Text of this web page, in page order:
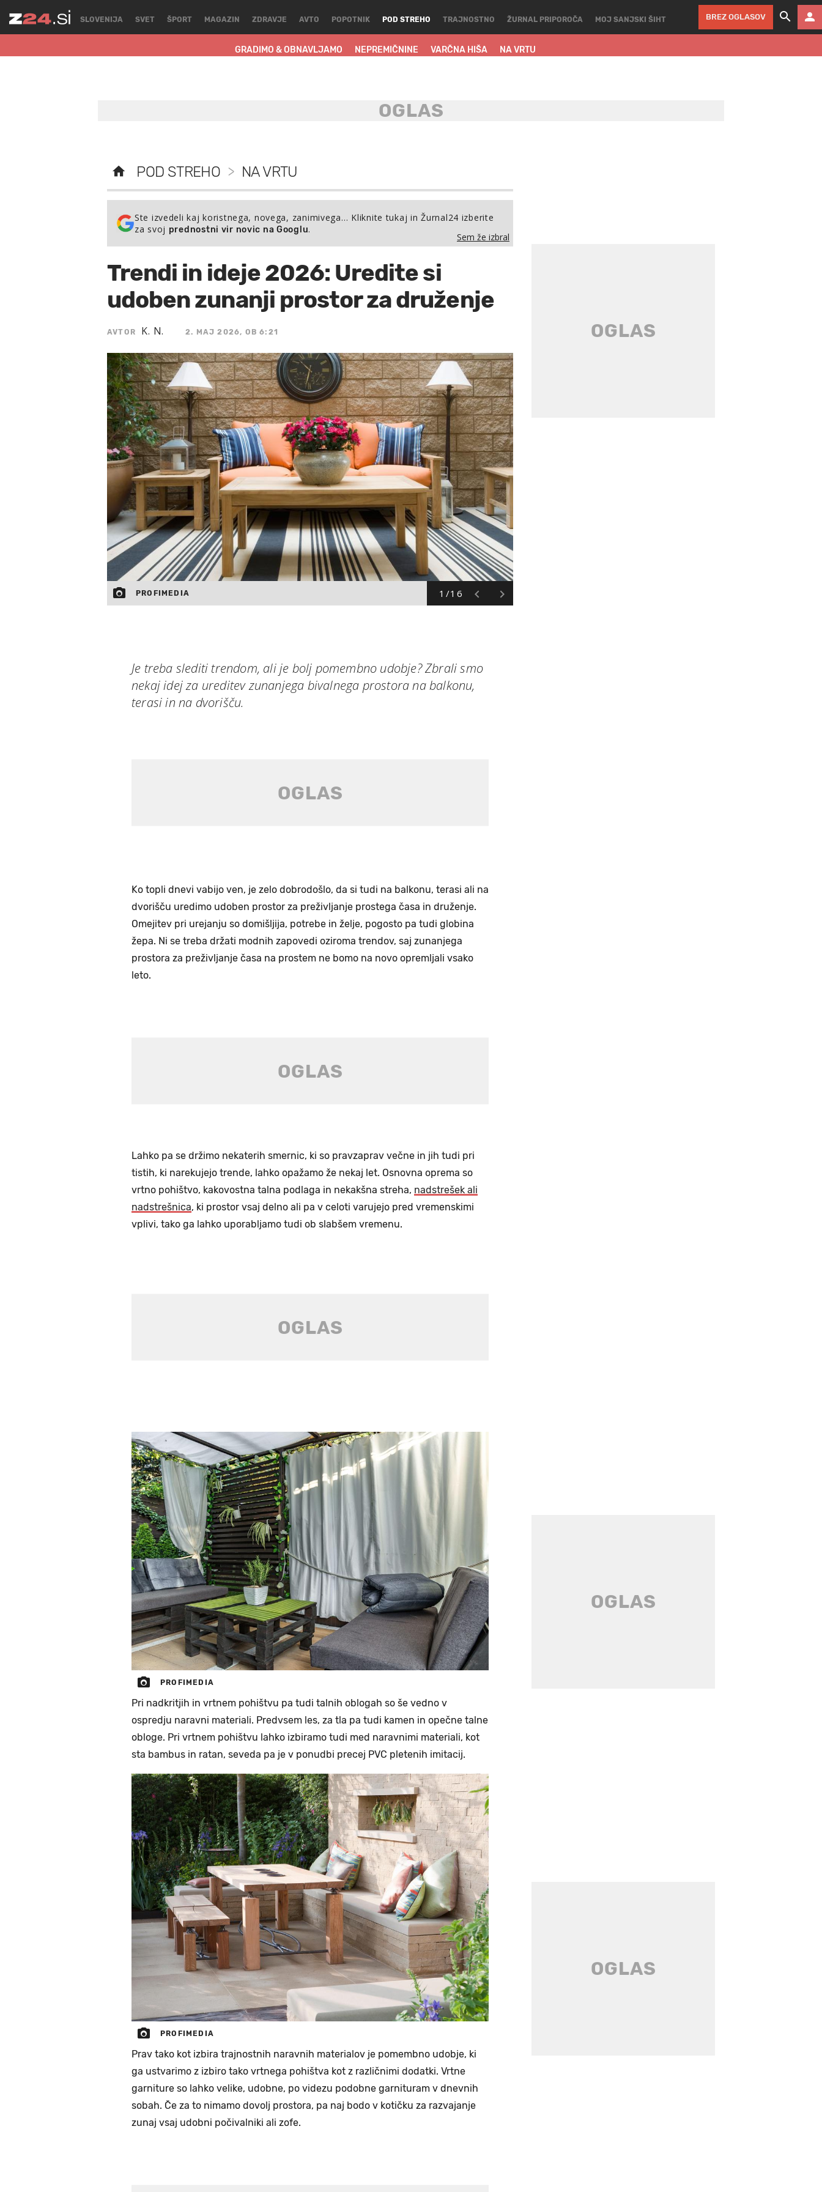
SLOVENIJA SVET ŠPORT MAGAZIN ZDRAVJE AVTO POPOTNIK POD STREHO
GRADIMO & OBNAVLJAMO NEPREMIČNINE VARČNA HIŠA NA VRTU
TRAJNOSTNO ŽURNAL PRIPOROČA MOJ SANJSKI ŠIHT BREZ OGLASOV
POD STREHO > NA VRTU
Ste izvedeli kaj koristnega, novega, zanimivega… Kliknite tukaj in Žurnal24 izberite
za svoj prednostni vir novic na Googlu.
Sem že izbral
Trendi in ideje 2026: Uredite si
udoben zunanji prostor za druženje
AVTOR K. N. 2. MAJ 2026, OB 6:21
1/16
PROFIMEDIA
Je treba slediti trendom, ali je bolj pomembno udobje? Zbrali smo
nekaj idej za ureditev zunanjega bivalnega prostora na balkonu,
terasi in na dvorišču.
Ko topli dnevi vabijo ven, je zelo dobrodošlo, da si tudi na balkonu, terasi ali na
dvorišču uredimo udoben prostor za preživljanje prostega časa in druženje.
Omejitev pri urejanju so domišljija, potrebe in želje, pogosto pa tudi globina
žepa. Ni se treba držati modnih zapovedi oziroma trendov, saj zunanjega
prostora za preživljanje časa na prostem ne bomo na novo opremljali vsako
leto.
Lahko pa se držimo nekaterih smernic, ki so pravzaprav večne in jih tudi pri
tistih, ki narekujejo trende, lahko opažamo že nekaj let. Osnovna oprema so
vrtno pohištvo, kakovostna talna podlaga in nekakšna streha, nadstrešek ali
nadstrešnica, ki prostor vsaj delno ali pa v celoti varujejo pred vremenskimi
vplivi, tako ga lahko uporabljamo tudi ob slabšem vremenu.
PROFIMEDIA
Pri nadkritjih in vrtnem pohištvu pa tudi talnih oblogah so še vedno v
ospredju naravni materiali. Predvsem les, za tla pa tudi kamen in opečne talne
obloge. Pri vrtnem pohištvu lahko izbiramo tudi med naravnimi materiali, kot
sta bambus in ratan, seveda pa je v ponudbi precej PVC pletenih imitacij.
PROFIMEDIA
Prav tako kot izbira trajnostnih naravnih materialov je pomembno udobje, ki
ga ustvarimo z izbiro tako vrtnega pohištva kot z različnimi dodatki. Vrtne
garniture so lahko velike, udobne, po videzu podobne garnituram v dnevnih
sobah. Če za to nimamo dovolj prostora, pa naj bodo v kotičku za razvajanje
zunaj vsaj udobni počivalniki ali zofe.